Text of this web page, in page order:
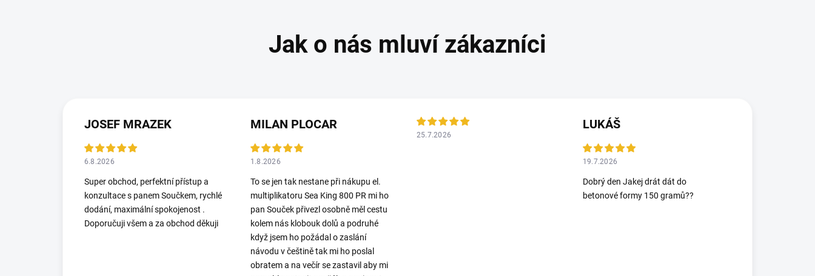
JOSEF MRAZEK
6.8.2026
Super obchod, perfektní přístup a
konzultace s panem Součkem, rychlé
dodání, maximální spokojenost .
Doporučuji všem a za obchod děkuji
MILAN PLOCAR
1.8.2026
To se jen tak nestane při nákupu el.
multiplikatoru Sea King 800 PR mi ho
pan Souček přivezl osobně měl cestu
kolem nás klobouk dolů a podruhé
když jsem ho požádal o zaslání
návodu v češtině tak mi ho poslal
obratem a na večír se zastavil aby mi
25.7.2026
LUKÁŠ
19.7.2026
Dobrý den Jakej drát dát do
betonové formy 150 gramů??